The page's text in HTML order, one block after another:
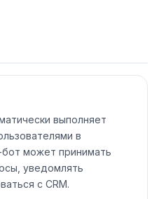
выполняет
в
может принимать
уведомлять
с CRM.